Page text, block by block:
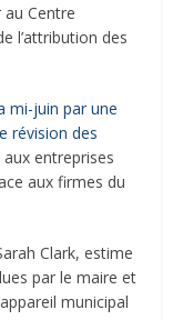
Centre
l’attribution des
mi-juin par une
révision des
entreprises
aux firmes du
Clark, estime
par le maire et
municipal